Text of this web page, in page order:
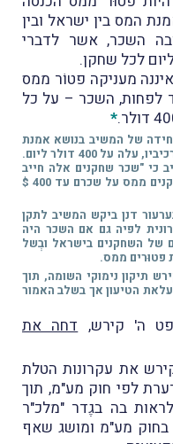
המס בין ישראל ובין
השכר, אשר לדברי
מעניקה פטוֹר ממס
לפחות, השכר – על כל
*
של המשיב בנושא אמנת
המס הייתה כי שכר שחקני החוץ, על כל רכיביו, עלה על 400 דולר ליום.
כי "שכר שחקנים אלה חייב
במס משום שסעיף 18 לאמנה פוטרת שחקנים ממס על שכרם עד 400 $
דנן ביקש המשיב לתקן
לפיה גם אם השכר היה
של השחקנים בישראל ובְשל
פטוּרים ממס.
השופט קירש תיקון נימוקי השומה, תוך
הטיעון אך בשלב האמור
ה' קירש, דחה את
את עקרונות הטלת
לפי חוק מע"מ, תוך
בה בגֶדר "מלכ"ר
בחוק מע"מ ומושג שאף